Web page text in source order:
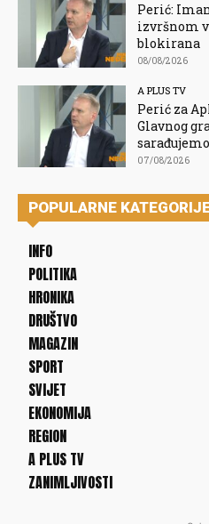
Perić:
izvršnom
blokirana
08/08/2026
A PLUS TV
Perić za
Glavnog
sarađujemo
07/08/2026
POPULARNE
INFO
POLITIKA
HRONIKA
DRUŠTVO
MAGAZIN
SPORT
SVIJET
EKONOMIJA
REGION
A PLUS TV
ZANIMLJIVOSTI